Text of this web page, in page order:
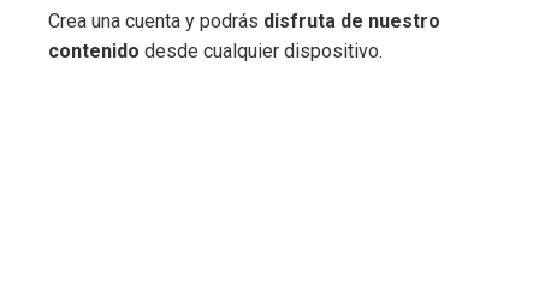
Crea una cuenta y podrás disfruta de nuestro
contenido desde cualquier dispositivo.